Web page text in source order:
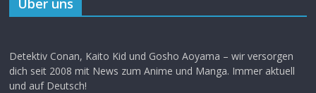
Detektiv Conan, Kaito Kid und Gosho Aoyama – wir versorgen
dich seit 2008 mit News zum Anime und Manga. Immer aktuell
und auf Deutsch!